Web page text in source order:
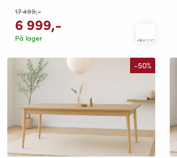
17 499,-
6 999,-
På lager
-50%